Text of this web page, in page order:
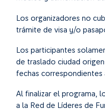
Los organizadores no
trámite de visa y/o
Los participantes
de traslado ciudad
fechas correspondientes
Al finalizar el programa,
a la Red de Líderes de